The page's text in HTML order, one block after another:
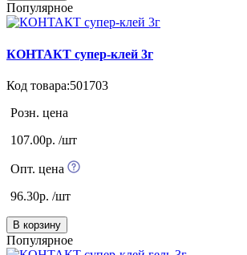
Популярное
КОНТАКТ супер-клей 3г
Код товара:501703
Розн. цена
107.00р. /шт
Опт. цена
96.30р. /шт
В корзину
Популярное